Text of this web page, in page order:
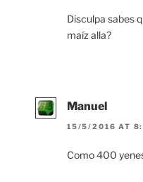
Disculpa sabes
maíz alla?
Manuel
15/5/2016 AT
Como 400